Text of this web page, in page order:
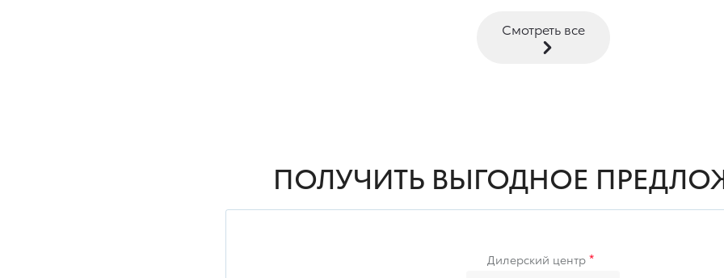
Смотреть все
ПОЛУЧИТЬ ВЫГОДНОЕ
Дилерский центр